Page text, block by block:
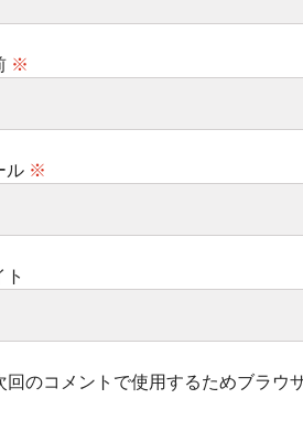
※
ル ※
回のコメントで使用するためブラウ